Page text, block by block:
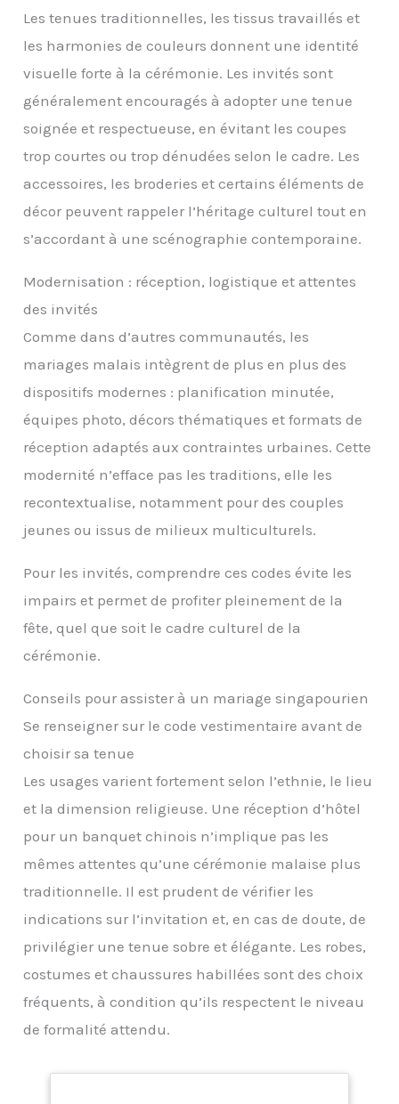
Les tenues traditionnelles, les tissus travaillés et
les harmonies de couleurs donnent une identité
visuelle forte à la cérémonie. Les invités sont
généralement encouragés à adopter une tenue
soignée et respectueuse, en évitant les coupes
trop courtes ou trop dénudées selon le cadre. Les
accessoires, les broderies et certains éléments de
décor peuvent rappeler l’héritage culturel tout en
s’accordant à une scénographie contemporaine.
Modernisation : réception, logistique et attentes
des invités
Comme dans d’autres communautés, les
mariages malais intègrent de plus en plus des
dispositifs modernes : planification minutée,
équipes photo, décors thématiques et formats de
réception adaptés aux contraintes urbaines. Cette
modernité n’efface pas les traditions, elle les
recontextualise, notamment pour des couples
jeunes ou issus de milieux multiculturels.
Pour les invités, comprendre ces codes évite les
impairs et permet de profiter pleinement de la
fête, quel que soit le cadre culturel de la
cérémonie.
Conseils pour assister à un mariage singapourien
Se renseigner sur le code vestimentaire avant de
choisir sa tenue
Les usages varient fortement selon l’ethnie, le lieu
et la dimension religieuse. Une réception d’hôtel
pour un banquet chinois n’implique pas les
mêmes attentes qu’une cérémonie malaise plus
traditionnelle. Il est prudent de vérifier les
indications sur l’invitation et, en cas de doute, de
privilégier une tenue sobre et élégante. Les robes,
costumes et chaussures habillées sont des choix
fréquents, à condition qu’ils respectent le niveau
de formalité attendu.